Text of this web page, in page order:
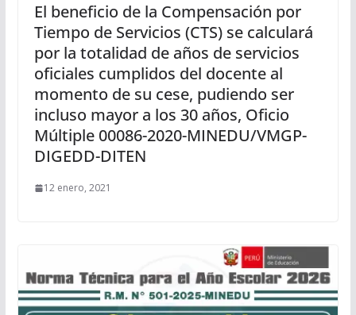
El beneficio de la Compensación por
Tiempo de Servicios (CTS) se calculará
por la totalidad de años de servicios
oficiales cumplidos del docente al
momento de su cese, pudiendo ser
incluso mayor a los 30 años, Oficio
Múltiple 00086-2020-MINEDU/VMGP-
DIGEDD-DITEN
12 enero, 2021